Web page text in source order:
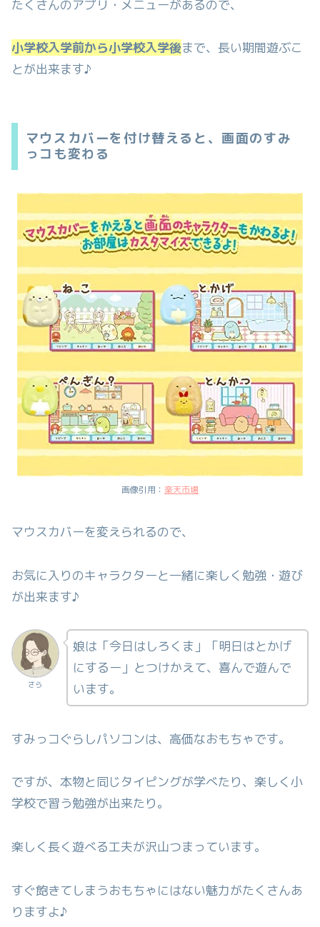
たくさんのアプリ・メニューがあるので、
小学校入学前から小学校入学後まで、長い期間遊ぶこ
とが出来ます♪
マウスカバーを付け替えると、画面のすみ
っコも変わる
画像引用： 楽天市場
マウスカバーを変えられるので、
お気に入りのキャラクターと一緒に楽しく勉強・遊び
が出来ます♪
さら
娘は「今日はしろくま」「明日はとかげ
にするー」とつけかえて、喜んで遊んで
います。
すみっコぐらしパソコンは、高価なおもちゃです。
ですが、本物と同じタイピングが学べたり、楽しく小
学校で習う勉強が出来たり。
楽しく長く遊べる工夫が沢山つまっています。
すぐ飽きてしまうおもちゃにはない魅力がたくさんあ
りますよ♪